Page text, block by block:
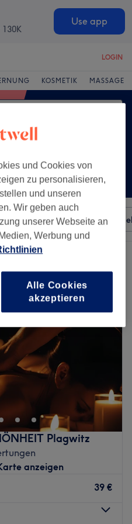
130K
Use app
LOGIN
KOSMETIK MASSAGE
Salons
in Plagwitz, Leipzig
Plagwitz
anzeigen
39 €
und Cookies von
zu personalisieren,
und unseren
Wir geben auch
unserer Webseite an
Werbung und
Alle Cookies
akzeptieren